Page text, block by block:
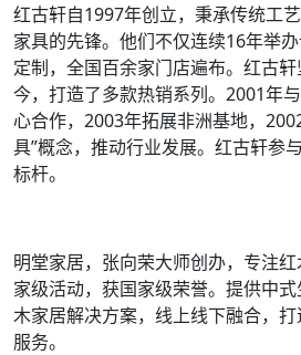
红古轩自1997年创立，秉承传统工
家具的先锋。他们不仅连续16年举
定制，全国百余家门店遍布。红古
今，打造了多款热销系列。2001年
心合作，2003年拓展非洲基地，
具”概念，推动行业发展。红古轩参
标杆。
明堂家居，张向荣大师创办，专注
家级活动，获国家级荣誉。提供中
木家居解决方案，线上线下融合，
服务。